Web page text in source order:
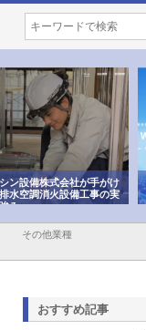
ン設備株式会社が手がけ
水空調消火設備工事の実
み
その他業種
おすすめ記事